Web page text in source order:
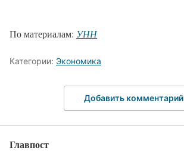
По материалам: УНН
Категории: Экономика
Добавить комментарий
Главпост